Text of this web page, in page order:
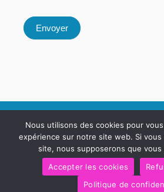
Envoyer
Le Numéro :
Le Reve De Marie
11 Rue Des Lauriers,
Mentions Légales & Politique
Nous utilisons des cookies pour
expérience sur notre site web. Si
site, nous supposerons que
Accepter les cookies
Politique de